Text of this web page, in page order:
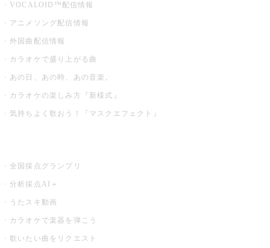
VOCALOID™配信情報
アニメソング配信情報
外国曲配信情報
カラオケで盛り上がる曲
あの日、あの時、あの音楽。
カラオケの楽しみ方『新様式』
気持ちよく歌おう！『マスクエフェクト』
全国採点グランプリ
分析採点AI＋
うたスキ動画
カラオケで楽器を弾こう
歌いたい曲をリクエスト